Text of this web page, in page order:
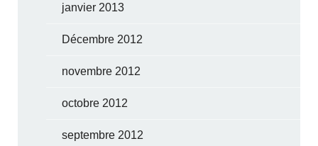
janvier 2013
Décembre 2012
novembre 2012
octobre 2012
septembre 2012